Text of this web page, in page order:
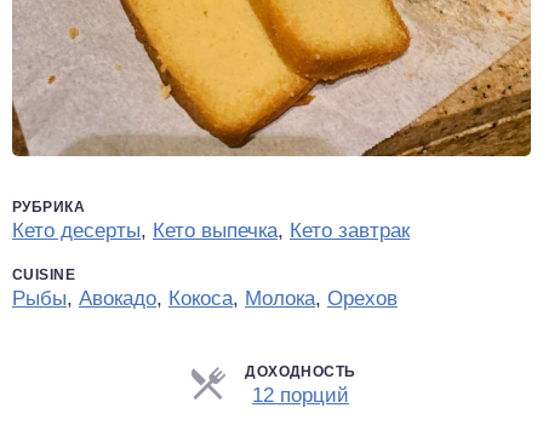
РУБРИКА
Кето десерты, Кето выпечка, Кето завтрак
CUISINE
Рыбы, Авокадо, Кокоса, Молока, Орехов
ДОХОДНОСТЬ
12 порций